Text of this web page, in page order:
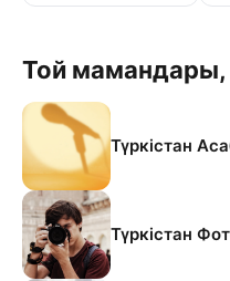
Той мамандары,
Түркістан
Түркістан